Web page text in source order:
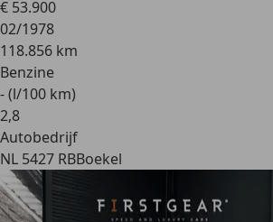
€ 53.900
02/1978
118.856 km
Benzine
- (l/100 km)
2,8
Autobedrijf
NL 5427 RBBoekel